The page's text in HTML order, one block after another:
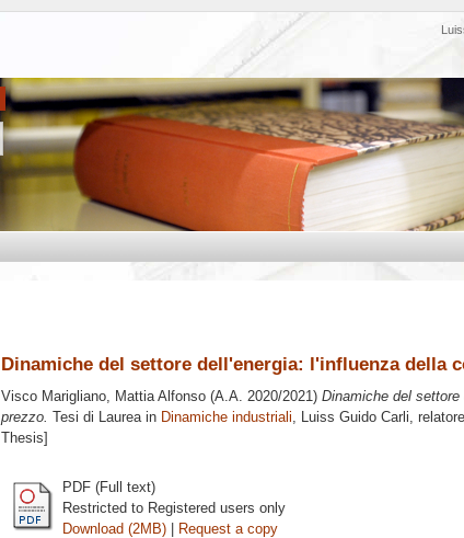
Dinamiche del settore dell'energia: l'influenza della
Visco Marigliano, Mattia Alfonso (A.A. 2020/2021) Dinamiche del
prezzo. Tesi di Laurea in Dinamiche industriali, Luiss Guido Carli, relatore
Thesis]
PDF (Full text)
Restricted to Registered users only
Download (2MB) | Request a copy